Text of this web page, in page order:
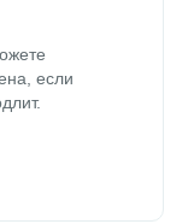
если